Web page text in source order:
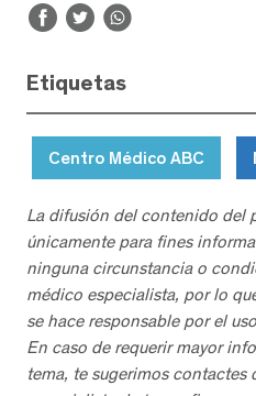
Etiquetas
Centro Médico ABC
La difusión del contenido del
únicamente para fines
ninguna circunstancia o
médico especialista, por lo
se hace responsable por el
En caso de requerir mayor
tema, te sugerimos